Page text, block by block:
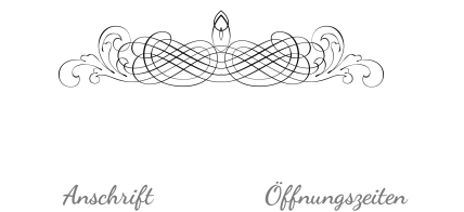
Anschrift Öffnungszeiten